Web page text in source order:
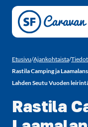
Siirry sivun sisältöön
Etusivu/Ajankohtaista/
Rastila Camping ja
Lahden Seutu Vuoden
Rastila